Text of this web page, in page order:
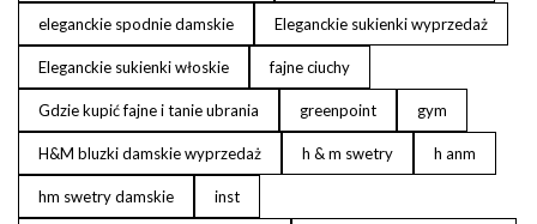
eleganckie spodnie damskie Eleganckie sukienki wyprzedaż
Eleganckie sukienki włoskie fajne ciuchy
Gdzie kupić fajne i tanie ubrania greenpoint gym
H&M bluzki damskie wyprzedaż h & m swetry h anm
hm swetry damskie inst